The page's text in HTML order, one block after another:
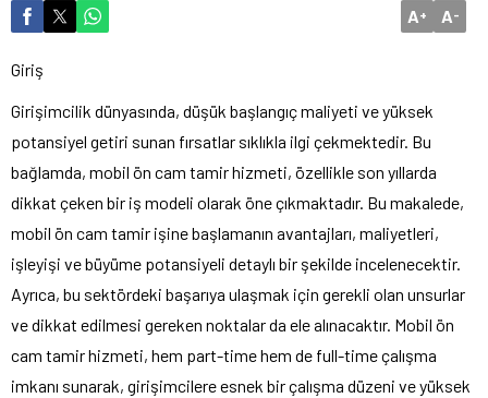
A+ A-
Giriş
Girişimcilik dünyasında, düşük başlangıç maliyeti ve yüksek
potansiyel getiri sunan fırsatlar sıklıkla ilgi çekmektedir. Bu
bağlamda, mobil ön cam tamir hizmeti, özellikle son yıllarda
dikkat çeken bir iş modeli olarak öne çıkmaktadır. Bu makalede,
mobil ön cam tamir işine başlamanın avantajları, maliyetleri,
işleyişi ve büyüme potansiyeli detaylı bir şekilde incelenecektir.
Ayrıca, bu sektördeki başarıya ulaşmak için gerekli olan unsurlar
ve dikkat edilmesi gereken noktalar da ele alınacaktır. Mobil ön
cam tamir hizmeti, hem part-time hem de full-time çalışma
imkanı sunarak, girişimcilere esnek bir çalışma düzeni ve yüksek